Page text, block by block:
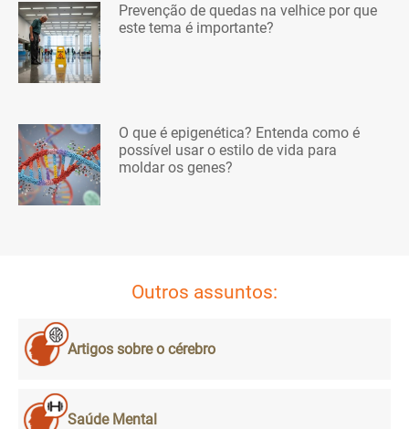
Prevenção de quedas na velhice por que
este tema é importante?
O que é epigenética? Entenda como é
possível usar o estilo de vida para
moldar os genes?
Outros assuntos:
Artigos sobre o cérebro
Saúde Mental